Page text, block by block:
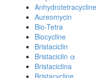
Anhydrotetracycline
Aureomycin
Bio-Tetra
Biocycline
Bristaciclin
Bristaciclin α
Bristaciclina
Bristacycline